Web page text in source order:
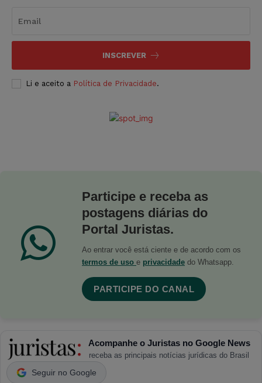
INSCREVER
Li e aceito a Política de Privacidade.
Participe e receba as
postagens diárias do
Portal Juristas.
Ao entrar você está ciente e de acordo com os
termos de uso e privacidade do Whatsapp.
PARTICIPE DO CANAL
Acompanhe o Juristas no Google News
receba as principais notícias jurídicas do Brasil
Seguir no Google